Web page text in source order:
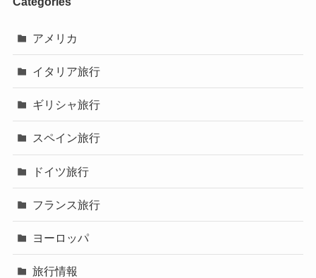
アメリカ
イタリア旅行
ギリシャ旅行
スペイン旅行
ドイツ旅行
フランス旅行
ヨーロッパ
旅行情報